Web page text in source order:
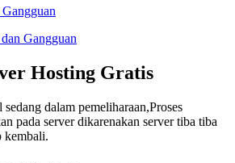
Gangguan
Hosting Gratis
dalam pemeliharaan,Proses
pada server dikarenakan server tiba tiba
kembali.